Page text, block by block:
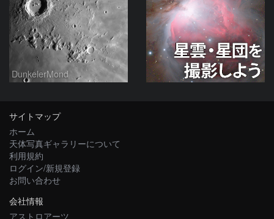
DunkelerMond
サイトマップ
ホーム
天体写真ギャラリーについて
利用規約
ログイン/新規登録
お問い合わせ
会社情報
アストロアーツ